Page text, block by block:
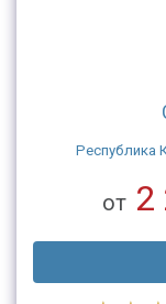
Республика
от 2